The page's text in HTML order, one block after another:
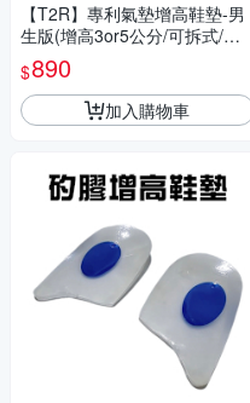
【T2R】專利氣墊增高鞋墊-男
生版(增高3or5公分/可拆式/自
由剪裁)
$890
加入購物車